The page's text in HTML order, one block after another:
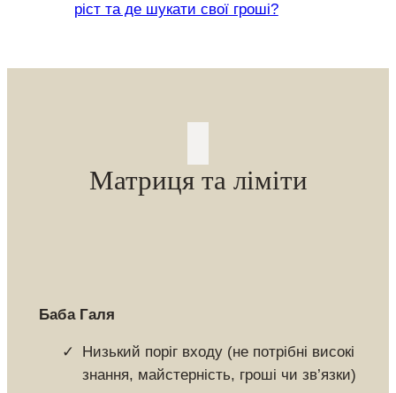
ріст та де шукати свої гроші?
Матриця та ліміти
Баба Галя
Низький поріг входу (не потрібні високі
знання, майстерність, гроші чи зв’язки)